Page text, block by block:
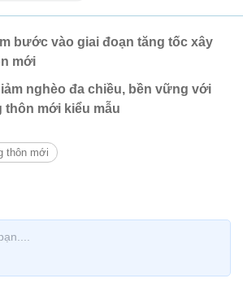
bước vào giai đoạn tăng tốc xây
mới
nghèo đa chiều, bền vững với
mới kiểu mẫu
thôn mới